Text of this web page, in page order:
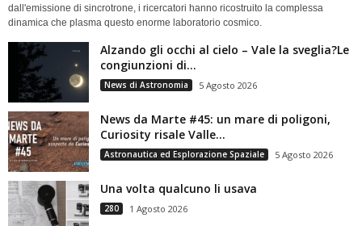
dall'emissione di sincrotrone, i ricercatori hanno ricostruito la complessa
dinamica che plasma questo enorme laboratorio cosmico.
Alzando gli occhi al cielo – Vale la sveglia?Le
congiunzioni di...
News di Astronomia 5 Agosto 2026
News da Marte #45: un mare di poligoni,
Curiosity risale Valle...
Astronautica ed Esplorazione Spaziale 5 Agosto 2026
Una volta qualcuno li usava
280 1 Agosto 2026